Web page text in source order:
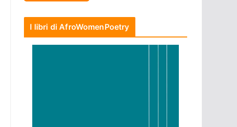
I libri di AfroWomenPoetry